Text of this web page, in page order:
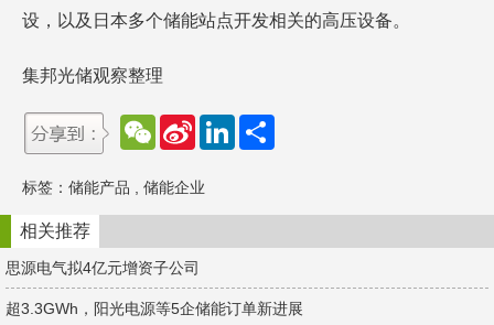
设，以及日本多个储能站点开发相关的高压设备。
集邦光储观察整理
W
e
h
a
t
S
a
W
e
b
o
L
d
n
标签： 储能产品 储能企业
相关推荐
思源电气拟4亿元增资子公司
超3.3GWh，阳光电源等5企储能订单新进展